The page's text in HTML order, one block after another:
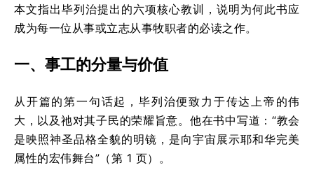
本文指出毕列治提出的六项核心教训，说明为何此书应
成为每一位从事或立志从事牧职者的必读之作。
一、事工的分量与价值
从开篇的第一句话起，毕列治便致力于传达上帝的伟
大，以及祂对其子民的荣耀旨意。他在书中写道：“教会
是映照神圣品格全貌的明镜，是向宇宙展示耶和华完美
属性的宏伟舞台”（第 1 页）。